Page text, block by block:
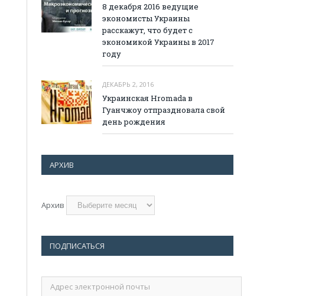
8 декабря 2016 ведущие
экономисты Украины
расскажут, что будет с
экономикой Украины в 2017
году
ДЕКАБРЬ 2, 2016
Украинская Hromada в
Гуанчжоу отпраздновала свой
день рождения
АРХИВ
Архив
ПОДПИСАТЬСЯ
электронной